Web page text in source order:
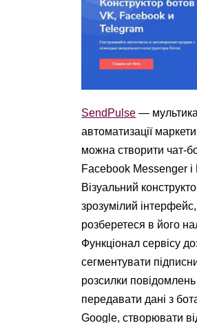
SendPulse —
автоматизації
можна створити чат-
Facebook Messenger і
Візуальний
зрозумілий
розберетеся в його
Функціонал сервісу
сегментувати
розсилки
передавати дані з
Google, створювати